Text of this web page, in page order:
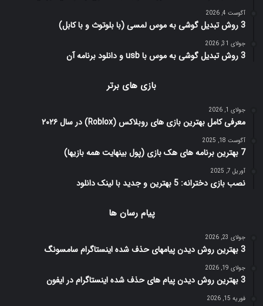
آگوست 4, 2026
3 روش تبدیل گوشی به موس لمسی (با بلوتوث و با کابل)
جولای 31, 2026
3 روش تبدیل گوشی به موس با usb و دانلود برنامه آن
بازی های برتر
جولای 1, 2026
معرفی کامل بهترین بازی های روبلاکس (Roblox) در سال ۲۰۲۶
آگوست 18, 2025
7 بهترین برنامه های هک بازی (پول بینهایت همه بازیها)
آوریل 7, 2025
نصب بازی دخترانه: 5 بهترین و جدید با لینک دانلود
پیام رسان ها
جولای 23, 2026
3 بهترین روش دیدن پیامهای حذف شده اینستاگرام سامسونگ
جولای 19, 2026
3 بهترین روش دیدن پیام های حذف شده اینستاگرام در ایفون
فوریه 15, 2026